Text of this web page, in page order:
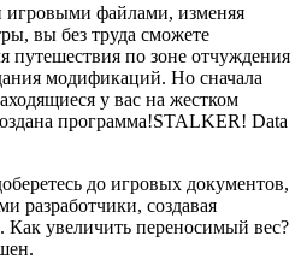
файлами, изменяя
вы без труда сможете
путешествия по зоне отчуждения
модификаций. Но сначала
у вас на жестком
программа!STALKER! Data
до игровых документов,
разработчики, создавая
увеличить переносимый вес?